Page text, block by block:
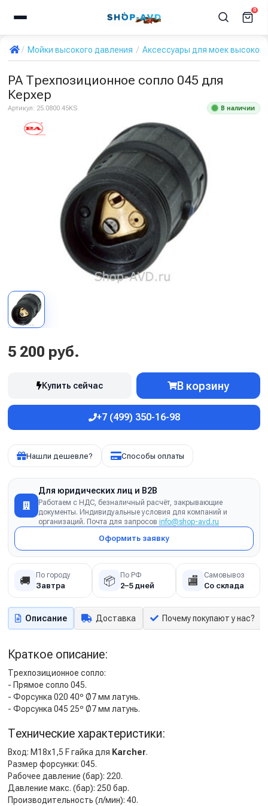
0
Мойки высокого давления Аксессуары для моек
PA Трехпозиционное сопло 045 для
Керхер
Артикул: 25.0800.45KS В наличии
5 200 руб.
Купить сейчас В корзину
+7 (499) 350-16-98
Нашли дешевле? Способы оплаты
Для юридических лиц и B2B
Работаем с НДС, безналичный расчёт, закрывающие
документы. Индивидуальные условия для компаний и
организаций. Почта для запросов info@shop-avd.ru
Оформить заявку
🚚 По городу
Завтра 📦 По РФ
2–5 дней 🏬 Самовывоз
Со склада
Описание Доставка Почему покупают у нас?
Краткое описание:
Трехпозиционное сопло:
- Прямое сопло 045.
- Форсунка 020 40º Ø7 мм латунь.
- Форсунка 045 25º Ø7 мм латунь.
Технические характеристики:
Вход: M18x1,5 F гайка для Karcher.
Размер форсунки: 045.
Рабочее давление (бар): 220.
Давление макс. (бар): 250 бар.
Производительность (л/мин): 40.